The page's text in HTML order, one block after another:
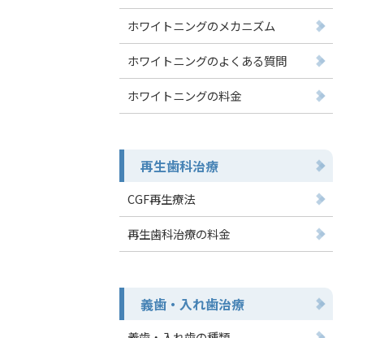
ホワイトニングのメカニズム
ホワイトニングのよくある質問
ホワイトニングの料金
再生歯科治療
CGF再生療法
再生歯科治療の料金
義歯・入れ歯治療